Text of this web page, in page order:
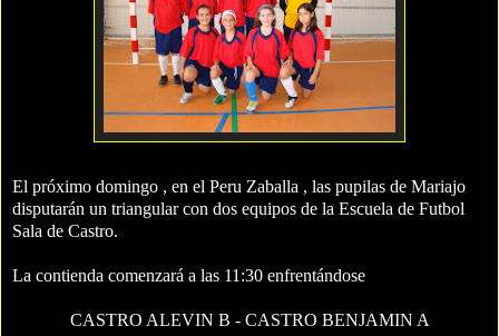
El próximo domingo , en el Peru Zaballa , las pupilas de Mariajo
disputarán un triangular con dos equipos de la Escuela de Futbol
Sala de Castro.
La contienda comenzará a las 11:30 enfrentándose
CASTRO ALEVIN B - CASTRO BENJAMIN A